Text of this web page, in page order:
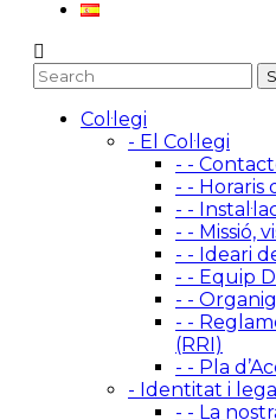
Col·legi
- El Col·legi
- -
- - Horaris
- -
- - Missió,
- - Ideari
- - Equip
- -
- -
(RRI)
- - Pla
- Identitat i
- - La